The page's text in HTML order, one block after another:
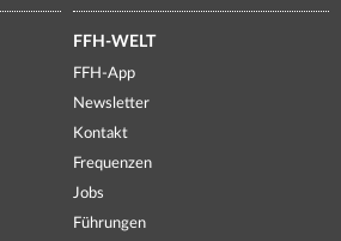
FFH-WELT
FFH-App
Newsletter
Kontakt
Frequenzen
Jobs
Führungen